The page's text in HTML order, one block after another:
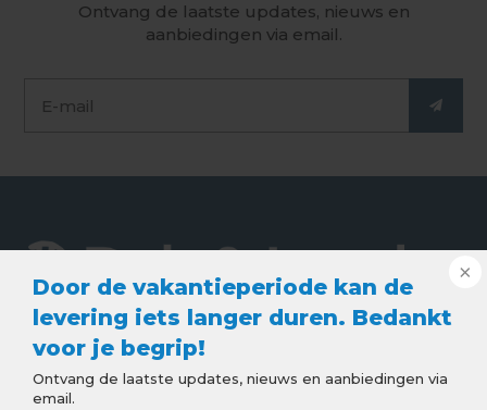
Door de vakantieperiode kan de
levering iets langer duren. Bedankt
voor je begrip!
Ontvang de laatste updates, nieuws en aanbiedingen via
email.
Ontvang de laatste updates, nieuws en
aanbiedingen via email.
De webshop voor de beste kwaliteit dak en lood
producten. Goede service, snelle levering en